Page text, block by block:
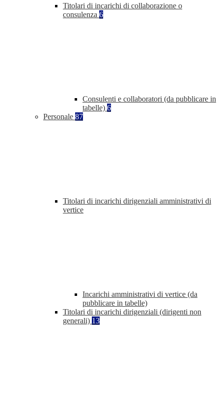
Titolari di incarichi di collaborazione o
consulenza 6
Consulenti e collaboratori (da pubblicare in
tabelle) 6
Personale 87
Titolari di incarichi dirigenziali amministrativi di
vertice
Incarichi amministrativi di vertice (da
pubblicare in tabelle)
Titolari di incarichi dirigenziali (dirigenti non
generali) 13